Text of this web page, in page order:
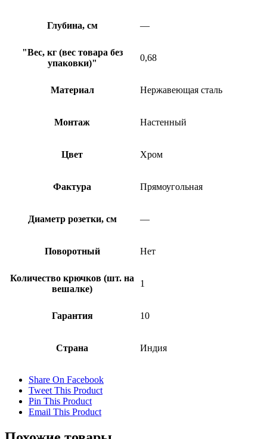
Глубина, см —
"Вес, кг (вес товара без
упаковки)"
0,68
Материал Нержавеющая сталь
Монтаж Настенный
Цвет Хром
Фактура Прямоугольная
Диаметр розетки, см —
Поворотный Нет
Количество крючков (шт. на
вешалке)
1
Гарантия 10
Страна Индия
Share On Facebook
Tweet This Product
Pin This Product
Email This Product